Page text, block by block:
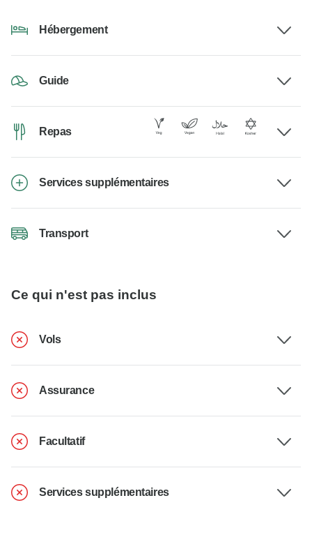
Hébergement
Guide
Repas
Services supplémentaires
Transport
Ce qui n'est pas inclus
Vols
Assurance
Facultatif
Services supplémentaires